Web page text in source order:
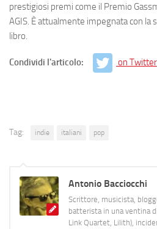
prestigiosi premi come il Premio
AGIS. È attualmente impegnata con la
libro.
Condividi l'articolo: on Twitter
Tag: indie italiani pop
Antonio Bacciocchi
Scrittore, musicista,
batterista in una ventina
Link Quartet, Lilith),